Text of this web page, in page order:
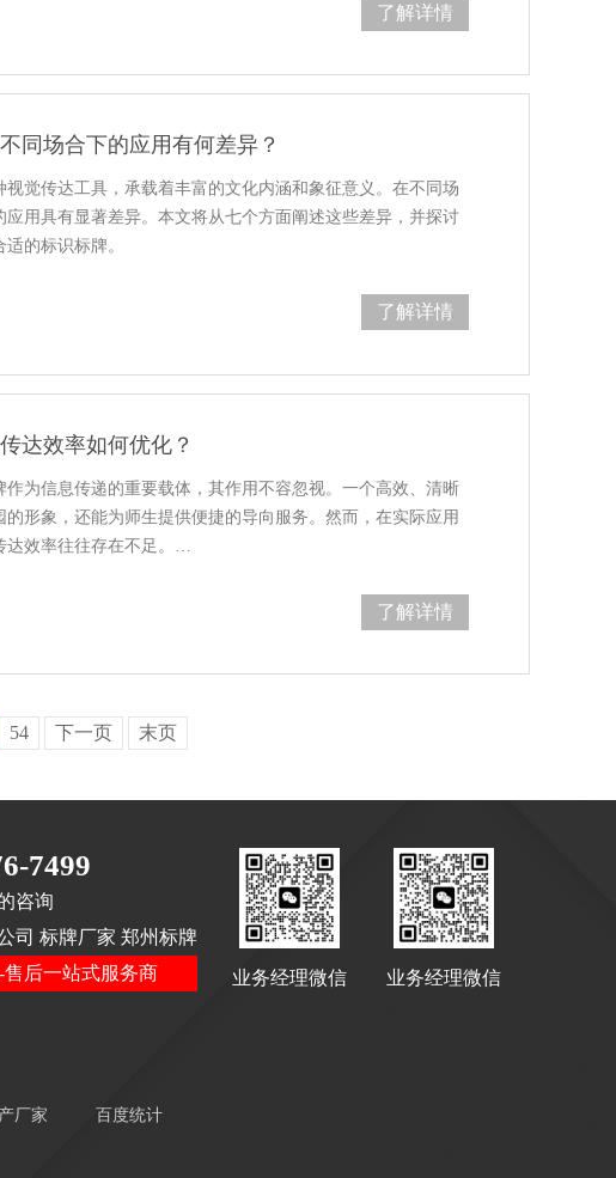
了解详情
同场合下的应用有何差异？
觉传达工具，承载着丰富的文化内涵和象征意义。在不同场
用具有显著差异。本文将从七个方面阐述这些差异，并探讨
的标识标牌。
了解详情
达效率如何优化？
为信息传递的重要载体，其作用不容忽视。一个高效、清晰
形象，还能为师生提供便捷的导向服务。然而，在实际应用
效率往往存在不足。…
了解详情
54 下一页 末页
厂家 百度统计
7499
咨询
司 标牌厂家 郑州标牌
后一站式服务商
业务经理微信 业务经理微信